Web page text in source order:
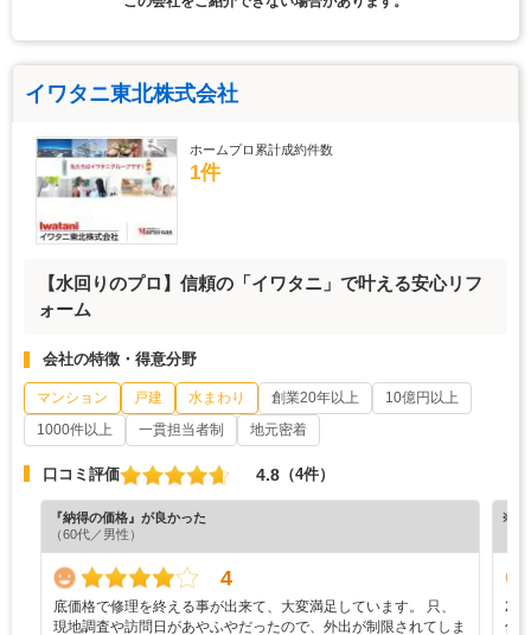
イワタニ東北株式会社
ホームプロ累計成約件数
1件
【水回りのプロ】信頼の「イワタニ」で叶える安心リフ
ォーム
会社の特徴・得意分野
マンション 戸建 水まわり 創業20年以上
10億円以上
1000件以上
一貫担当者制 地元密着
口コミ評価 4.8 （4件）
『納得の価格』が良かった
（60代／男性）
4
底価格で修理を終える事が出来て、大変満足しています。 只、
現地調査や訪問日があやふやだったので、外出が制限されてしま
※ホ
2年
修